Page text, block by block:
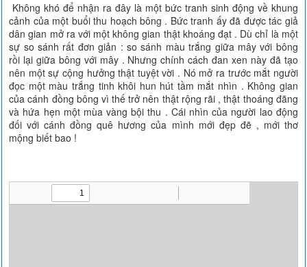
Không khó để nhận ra đây là một bức tranh sinh động về khung
cảnh của một buổi thu hoạch bông . Bức tranh ấy đã được tác giả
dân gian mở ra với một không gian thật khoáng đạt . Dù chỉ là một
sự so sánh rất đơn giản : so sánh màu trắng giữa mây với bông
rồi lại giữa bông với mây . Nhưng chính cách đan xen này đã tạo
nên một sự cộng hưởng thật tuyệt vời . Nó mở ra trước mắt người
đọc một màu trắng tinh khôi hun hút tầm mắt nhìn . Không gian
của cánh đồng bông vì thế trở nên thật rộng rãi , thật thoáng đãng
và hứa hẹn một mùa vàng bội thu . Cái nhìn của người lao động
đối với cánh đồng quê hương của mình mới đẹp đẽ , mới thơ
mộng biết bao !